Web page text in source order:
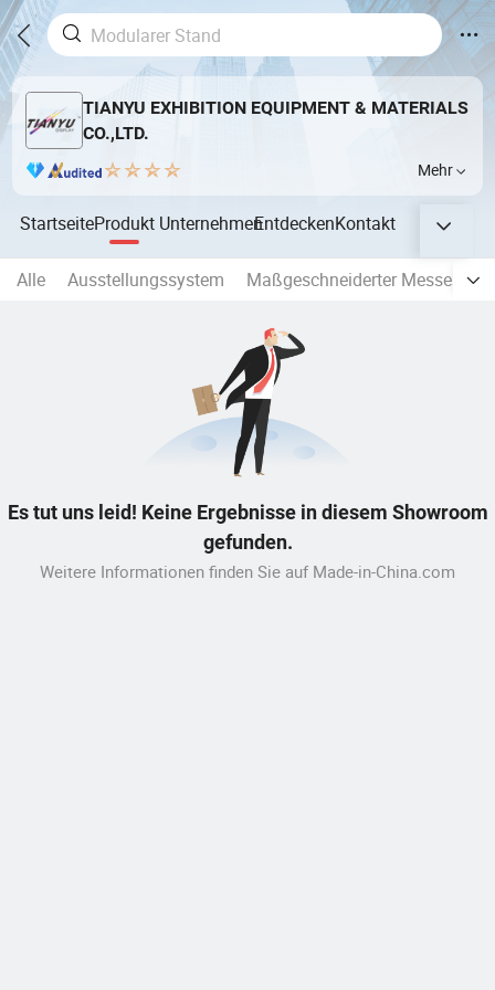
TIANYU EXHIBITION EQUIPMENT & MATERIALS
CO.,LTD.
Mehr
StartseiteProdukt UnternehmenEntdeckenKontakt
Alle Ausstellungssystem Maßgeschneiderter
Es tut uns leid! Keine Ergebnisse in diesem Showroom
gefunden.
Weitere Informationen finden Sie auf Made-in-China.com